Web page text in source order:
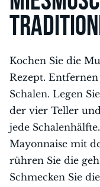
Kochen Sie die
Rezept.
Schalen. Legen
der vier Teller
jede
Mayonnaise mit
rühren Sie die
Schmecken Sie